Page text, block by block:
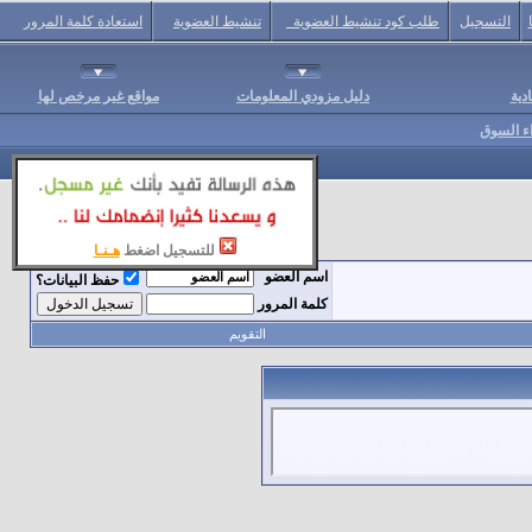
للتسجيل اضغط هـنـا
التسجيل طلب كود تنشيط العضوية تنشيط العضوية استعادة كلمة المرور
دليل مزودي المعلومات مواقع غير مرخص لها
السوق
اسم العضو
حفظ البيانات؟
كلمة المرور
التقويم